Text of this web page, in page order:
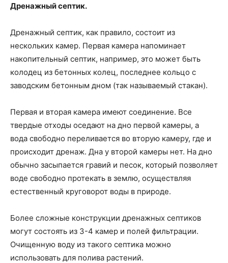
Дренажный септик.
Дренажный септик, как правило, состоит из
нескольких камер. Первая камера напоминает
накопительный септик, например, это может быть
колодец из бетонных колец, последнее кольцо с
заводским бетонным дном (так называемый стакан).
Первая и вторая камера имеют соединение. Все
твердые отходы оседают на дно первой камеры, а
вода свободно переливается во вторую камеру, где и
происходит дренаж. Дна у второй камеры нет. На дно
обычно засыпается гравий и песок, который позволяет
воде свободно протекать в землю, осуществляя
естественный круговорот воды в природе.
Более сложные конструкции дренажных септиков
могут состоять из 3-4 камер и полей фильтрации.
Очищенную воду из такого септика можно
использовать для полива растений.